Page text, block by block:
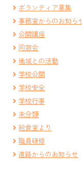
ボランティア募集
事務室からのお知ら
公開講座
同窓会
地域との活動
学校公開
学校安全
学校行事
未分類
給食室より
職員研修
進路からのお知らせ